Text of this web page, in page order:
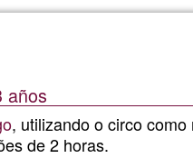
años
, utilizando o circo
de 2 horas.